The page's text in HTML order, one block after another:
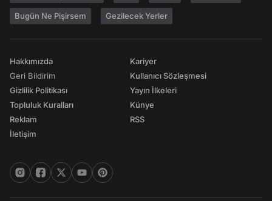
Bugün Ne Pişirsem Gezilecek Yerler
Hakkımızda
Geri Bildirim
Gizlilik Politikası
Topluluk Kuralları
Reklam
İletişim
Kariyer
Kullanıcı Sözleşmesi
Yayın İlkeleri
Künye
RSS